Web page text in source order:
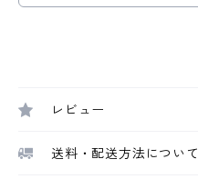
レビュー
送料・配送方法について